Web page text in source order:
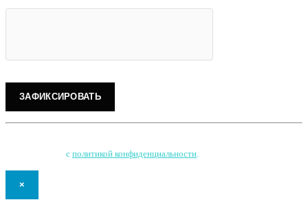
с политикой конфиденциальности.
×